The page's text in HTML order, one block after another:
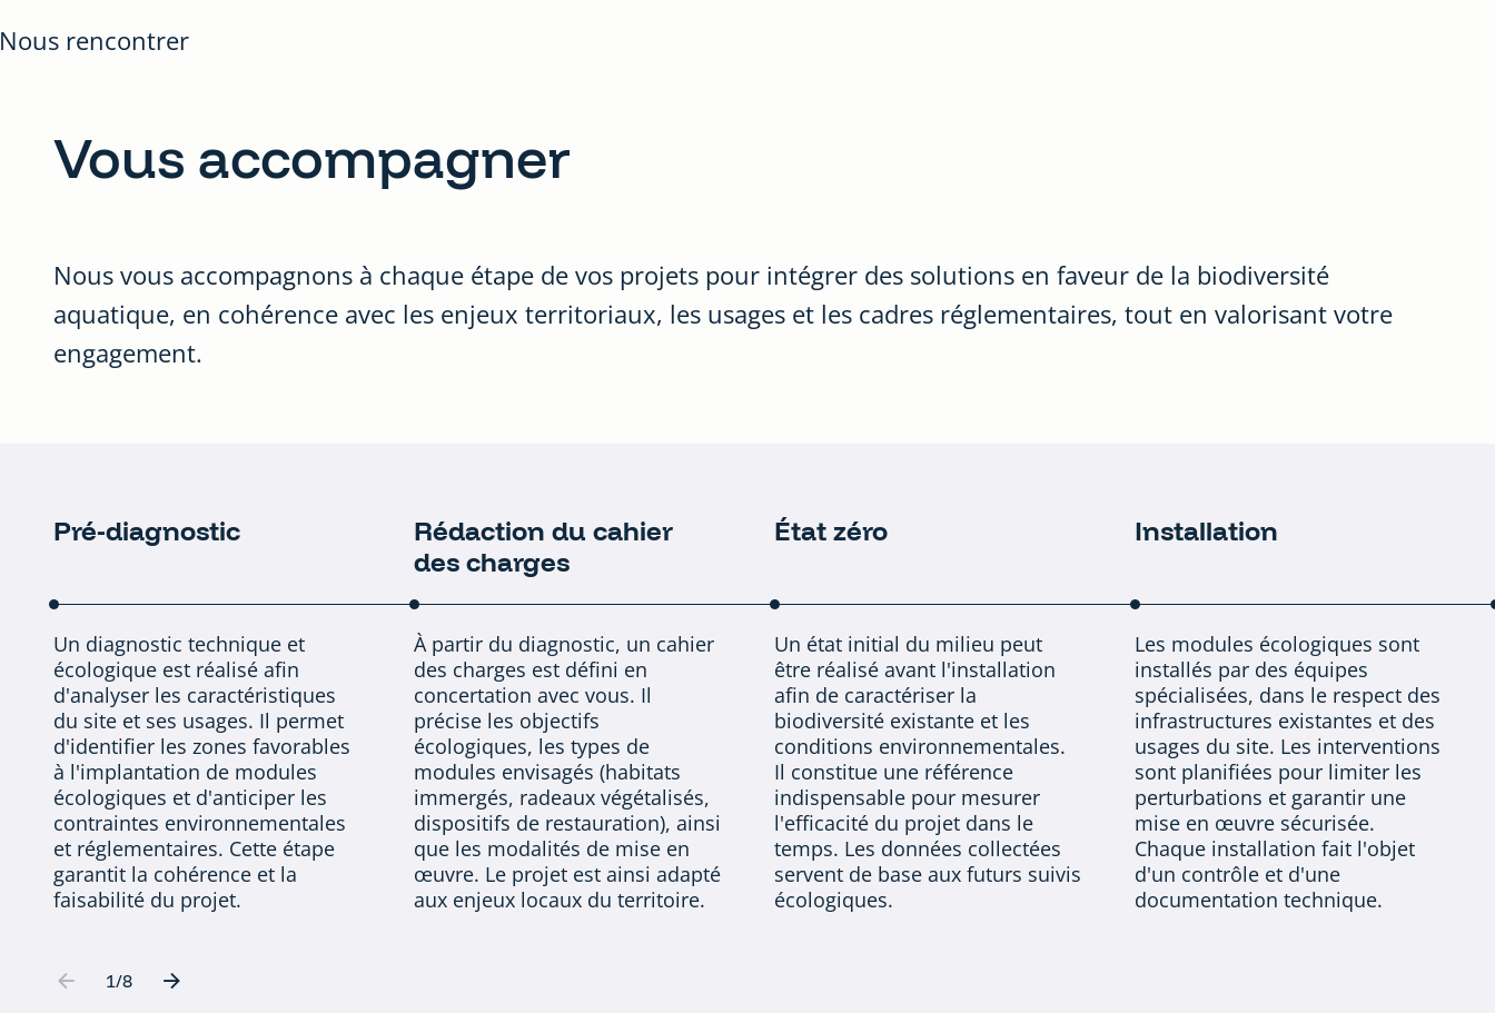
Nous rencontrer
Vous accompagner
Nous vous accompagnons à chaque étape de vos projets pour intégrer des solutions en faveur de la biodiversité
aquatique, en cohérence avec les enjeux territoriaux, les usages et les cadres réglementaires, tout en valorisant votre
engagement.
Carrousel 0
Pré-diagnostic
Un diagnostic technique et
écologique est réalisé afin
d'analyser les caractéristiques
du site et ses usages. Il permet
d'identifier les zones favorables
à l'implantation de modules
écologiques et d'anticiper les
contraintes environnementales
et réglementaires. Cette étape
garantit la cohérence et la
faisabilité du projet.
Rédaction du cahier
des charges
À partir du diagnostic, un cahier
des charges est défini en
concertation avec vous. Il
précise les objectifs
écologiques, les types de
modules envisagés (habitats
immergés, radeaux végétalisés,
dispositifs de restauration), ainsi
que les modalités de mise en
œuvre. Le projet est ainsi adapté
aux enjeux locaux du territoire.
État zéro
Un état initial du milieu peut
être réalisé avant l'installation
afin de caractériser la
biodiversité existante et les
conditions environnementales.
Il constitue une référence
indispensable pour mesurer
l'efficacité du projet dans le
temps. Les données collectées
servent de base aux futurs suivis
écologiques.
Installation
Les modules écologiques sont
installés par des équipes
spécialisées, dans le respect des
infrastructures existantes et des
usages du site. Les interventions
sont planifiées pour limiter les
perturbations et garantir une
mise en œuvre sécurisée.
Chaque installation fait l'objet
d'un contrôle et d'une
documentation technique.
Aller à l'élément précédent
1sur
/8